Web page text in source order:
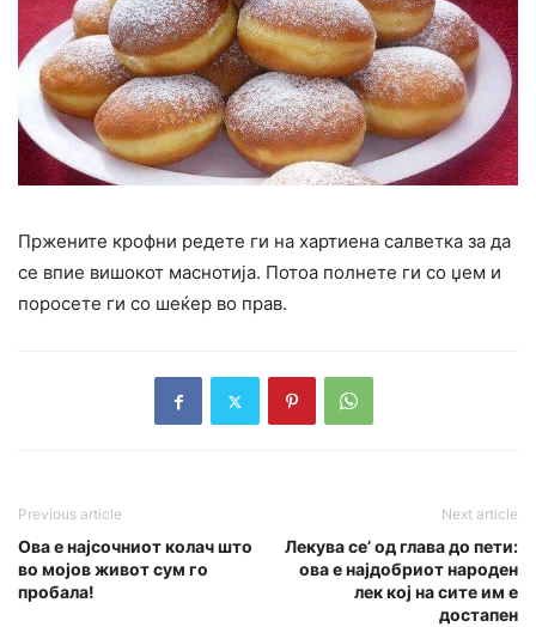
Пржените крофни редете ги на хартиена салветка за да
се впие вишокот маснотија. Потоа полнете ги со џем и
поросете ги со шеќер во прав.
Previous article
Ова е најсочниот колач што
во мојов живот сум го
пробала!
Next article
Лекува се’ од глава до пети:
ова е најдобриот народен
лек кој на сите им е
достапен